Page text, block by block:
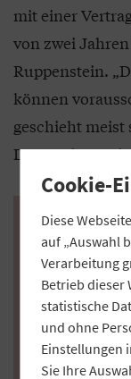
mit einer
von zwei
Ruppenstein.
können
geschieht meist
Da war das
ÜZ
Die ÜZ
aus
erzeugtem
Kraftwerken.
Cookie-
Diese
auf „Auswahl
Verarbeitung
Betrieb dieser
statistische
und ohne
Einstellungen
Sie Ihre